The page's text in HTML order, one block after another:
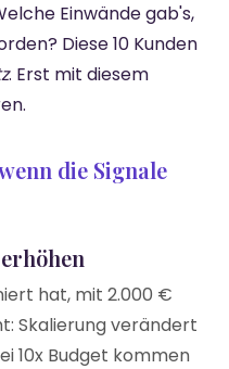
Einwände gab's,
Diese 10 Kunden
. Erst mit diesem
die Signale
hat, mit 2.000 €
Skalierung verändert
10x Budget kommen